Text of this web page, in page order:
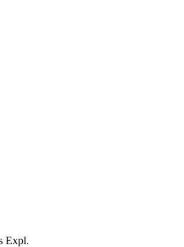
Expl.